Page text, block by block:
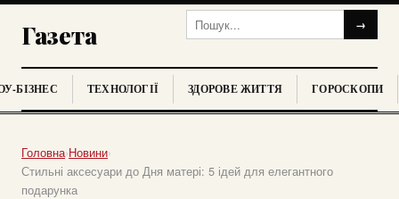
Газета →
БІЗНЕС ТЕХНОЛОГІЇ ЗДОРОВЕ ЖИТТЯ ГОРОСКОПИ
Головна›Новини›
Стильні аксесуари до Дня матері: 5 ідей для елегантного
подарунка